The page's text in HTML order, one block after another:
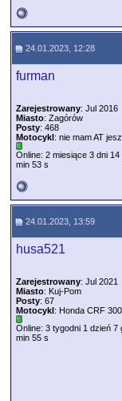
24.01.2023, 12:28
furman
Zarejestrowany: Jul 2016
Miasto: Zagórów
Posty: 468
Motocykl: nie mam AT
Online: 2 miesiące 3 dni 14
min 53 s
24.01.2023, 13:59
husa521
Zarejestrowany: Jul 2021
Miasto: Kuj-Pom
Posty: 67
Motocykl: Honda CRF
Online: 3 tygodni 1 dzień 7
min 55 s